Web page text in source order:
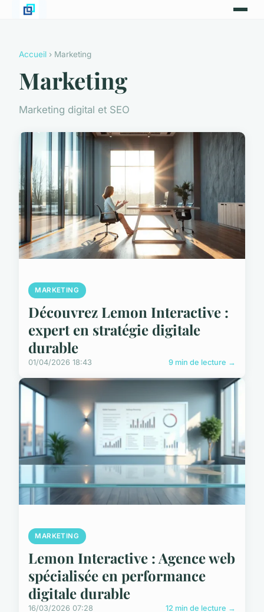
Accueil › Marketing
Marketing
Marketing digital et SEO
MARKETING
Découvrez Lemon Interactive :
expert en stratégie digitale
durable
01/04/2026 18:43 9 min de lecture →
MARKETING
Lemon Interactive : Agence web
spécialisée en performance
digitale durable
16/03/2026 07:28 12 min de lecture →